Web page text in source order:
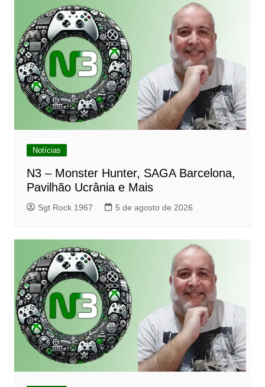
Notícias
N3 – Monster Hunter, SAGA Barcelona,
Pavilhão Ucrânia e Mais
Sgt Rock 1967 5 de agosto de 2026